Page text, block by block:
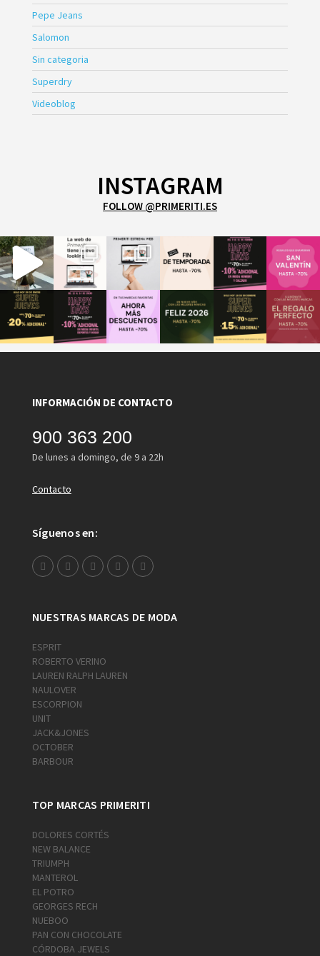
Pepe Jeans
Salomon
Sin categoria
Superdry
Videoblog
INSTAGRAM
FOLLOW @PRIMERITI.ES
INFORMACIÓN DE CONTACTO
900 363 200
De lunes a domingo, de 9 a 22h
Contacto
Síguenos en:
NUESTRAS MARCAS DE MODA
ESPRIT
ROBERTO VERINO
LAUREN RALPH LAUREN
NAULOVER
ESCORPION
UNIT
JACK&JONES
OCTOBER
BARBOUR
TOP MARCAS PRIMERITI
DOLORES CORTÉS
NEW BALANCE
TRIUMPH
MANTEROL
EL POTRO
GEORGES RECH
NUEBOO
PAN CON CHOCOLATE
CÓRDOBA JEWELS